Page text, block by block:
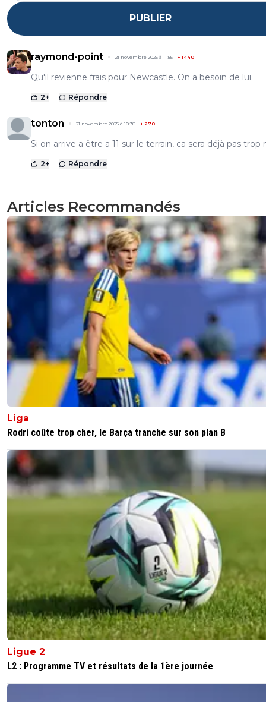
PUBLIER
raymond-point 21 novembre 2025 à 11:55 +1440
Qu'il revienne frais pour Newcastle. On a besoin de lui.
2+ Répondre
tonton 21 novembre 2025 à 10:38 + 270
Si on arrive a être a 11 sur le terrain, ca sera déjà pas trop
2+ Répondre
Articles Recommandés
Liga
Rodri coûte trop cher, le Barça tranche sur son plan B
Ligue 2
L2 : Programme TV et résultats de la 1ère journée